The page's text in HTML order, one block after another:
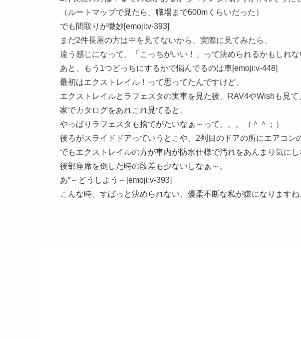
（ルートマップで見たら、職場まで600mくらいだった）
でも間取りが微妙[emoji:v-393]
まだ2件長屋の方は中を見てないから、実際に見てみたら、
違う感じになって、「こっちがいい！」って決められるかもしれな
あと、もう1つどっちにするかで悩んでるのは車[emoji:v-448]
最初はエクストレイル！って思ってたんですけど、
エクストレイルとラフェスタの実車を見た後、RAV4やWishも見て
家でカタログをあれこれ見てると、
やっぱりラフェスタも捨てがたいなぁ～って。。。（＾＾；）
後ろがスライドドアっていうとこや、2列目のドアの所にエアコン
でもエクストレイルの方が車内が防水仕様で汚れをあんまり気にし
後部座席を倒した時の段差も少ないしなぁ～。
あ”～どうしよう～[emoji:v-393]
こんな時、すぱっと決められない、優柔不断な私が嫌になります